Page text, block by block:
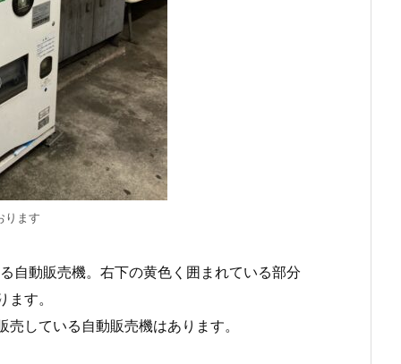
ります
自動販売機。右下の黄色く囲まれている部分
す。
している自動販売機はあります。